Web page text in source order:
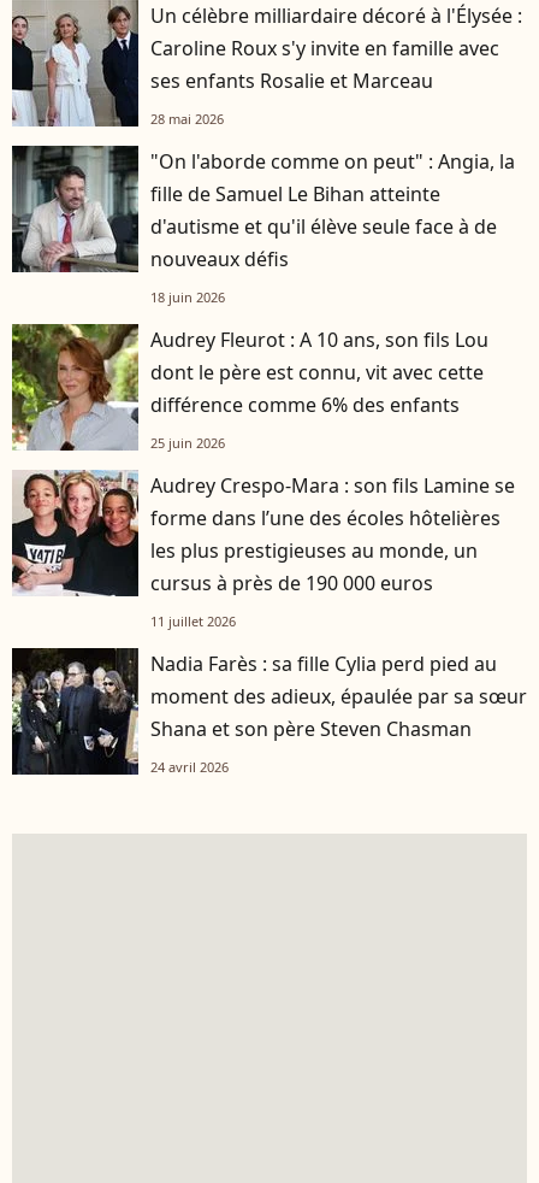
Un célèbre milliardaire décoré à l'Élysée :
Caroline Roux s'y invite en famille avec
ses enfants Rosalie et Marceau
28 mai 2026
"On l'aborde comme on peut" : Angia, la
fille de Samuel Le Bihan atteinte
d'autisme et qu'il élève seule face à de
nouveaux défis
18 juin 2026
Audrey Fleurot : A 10 ans, son fils Lou
dont le père est connu, vit avec cette
différence comme 6% des enfants
25 juin 2026
Audrey Crespo-Mara : son fils Lamine se
forme dans l’une des écoles hôtelières
les plus prestigieuses au monde, un
cursus à près de 190 000 euros
11 juillet 2026
Nadia Farès : sa fille Cylia perd pied au
moment des adieux, épaulée par sa sœur
Shana et son père Steven Chasman
24 avril 2026